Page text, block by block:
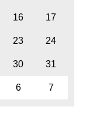
16 17
23 24
30 31
6 7